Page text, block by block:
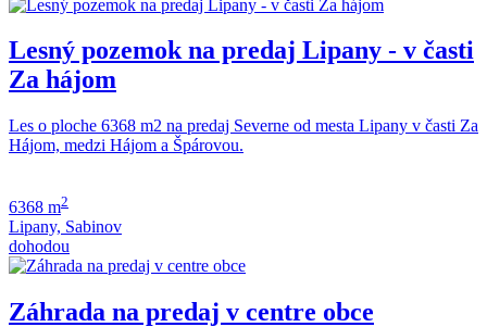
Lesný pozemok na predaj Lipany - v časti
Za hájom
Les o ploche 6368 m2 na predaj Severne od mesta Lipany v časti Za
Hájom, medzi Hájom a Špárovou.
6368 m2
Lipany, Sabinov
dohodou
Záhrada na predaj v centre obce